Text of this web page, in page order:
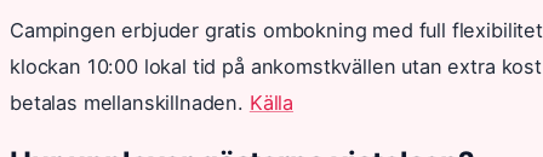
Campingen erbjuder gratis ombokning med full
klockan 10:00 lokal tid på ankomstkvällen utan extra
betalas mellanskillnaden. Källa